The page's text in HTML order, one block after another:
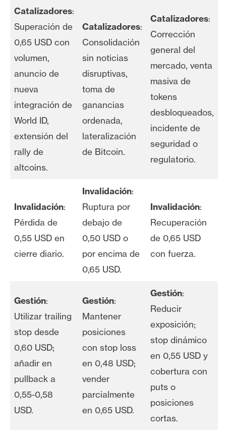
Catalizadores:
Superación de
0,65 USD con
volumen,
anuncio de
nueva
integración de
World ID,
extensión del
rally de
altcoins.
Catalizadores:
Consolidación
sin noticias
disruptivas,
toma de
ganancias
ordenada,
lateralización
de Bitcoin.
Catalizadores:
Corrección
general del
mercado, venta
masiva de
tokens
desbloqueados,
incidente de
seguridad o
regulatorio.
Invalidación:
Pérdida de
0,55 USD en
cierre diario.
Invalidación:
Ruptura por
debajo de
0,50 USD o
por encima de
0,65 USD.
Invalidación:
Recuperación
de 0,65 USD
con fuerza.
Gestión:
Utilizar trailing
stop desde
0,60 USD;
añadir en
pullback a
0,55-0,58
USD.
Gestión:
Mantener
posiciones
con stop loss
en 0,48 USD;
vender
parcialmente
en 0,65 USD.
Gestión:
Reducir
exposición;
stop dinámico
en 0,55 USD y
cobertura con
puts o
posiciones
cortas.